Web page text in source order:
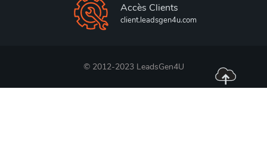
Accès Clients
client.leadsgen4u.com
© 2012-2023 LeadsGen4U